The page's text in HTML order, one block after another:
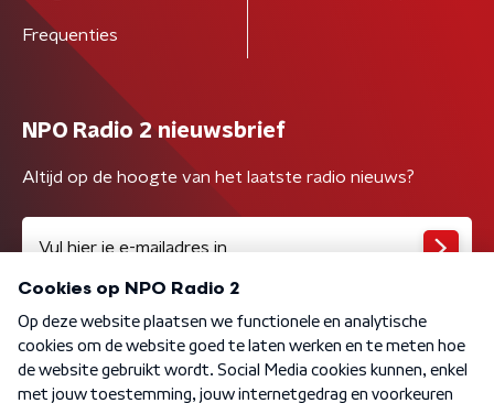
Frequenties
NPO Radio 2 nieuwsbrief
Altijd op de hoogte van het laatste radio nieuws?
Algemene voorwaarden